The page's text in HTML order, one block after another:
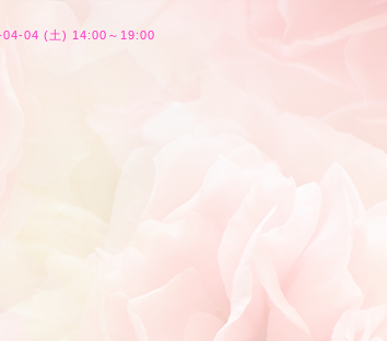
04-04 (土) 14:00～19:00